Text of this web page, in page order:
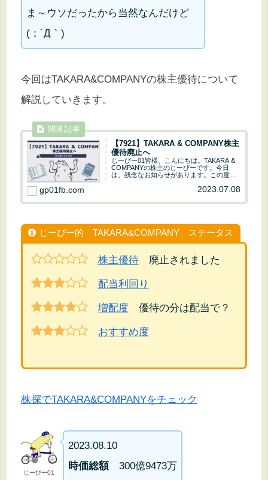
ま～ウソだったから当然なんだけど
(；´Д｀)
今回はTAKARA&COMPANYの株主優待について
解説していきます。
【7921】TAKARA & COMPANY株主
優待廃止へ
じーぴー01皆様、こんにちは。TAKARA &
COMPANYの株主のじーぴーです。今日
は、残念なお知らせがあります。この度、
た。理由は、コロナ禍の影響で株価が下落
削...
gp01fb.com 2023.07.08
じーぴー的 TAKARA&COMPANY ステータス
株主優待廃止されました
配当利回り
増配度 優待の分は配当で？
おすすめ度
株探でTAKARA&COMPANYをチェック
じーぴー01
2023.08.10
時価総額 300億9473万